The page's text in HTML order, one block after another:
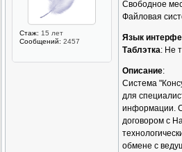
Стаж: 15 лет
Сообщений: 2457
Свободное
Файловая
Язык
Таблэтка: Не
Описание:
Система
для
информации.
договором с
обмене с